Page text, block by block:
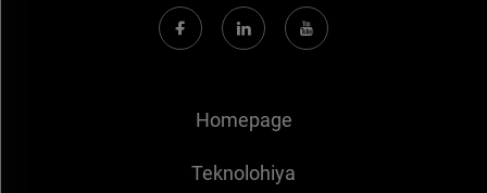
Homepage
Teknolohiya